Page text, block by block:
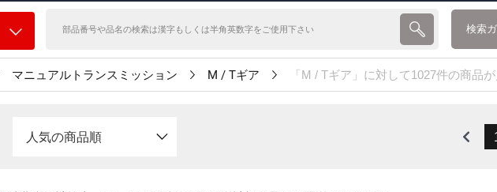
検索
マニュアルトランスミッション M / Tギア 「M / Tギア」に対して1027件の商品
人気の商品順